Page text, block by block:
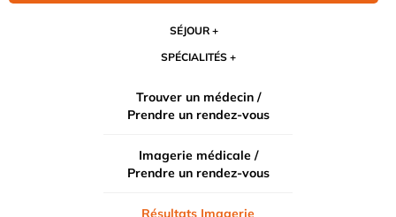
SÉJOUR
SPÉCIALITÉS
Trouver un médecin /
Prendre un rendez-vous
Imagerie médicale /
Prendre un rendez-vous